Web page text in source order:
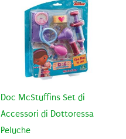
Doc McStuffins Set di
Accessori di Dottoressa
Peluche